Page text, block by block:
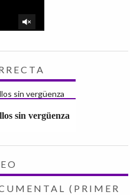
sin vergüenza
(PRIMER